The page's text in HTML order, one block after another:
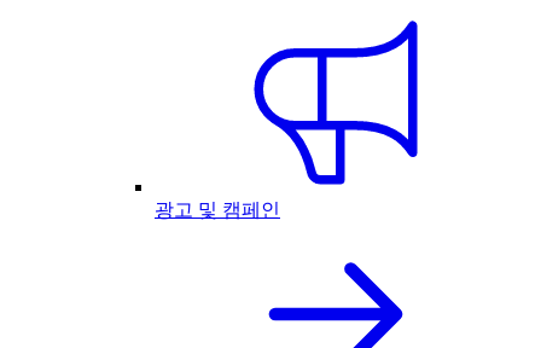
광고 및 캠페인